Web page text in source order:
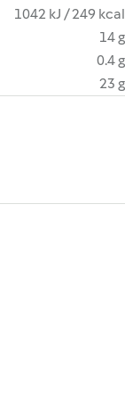
1042 kJ / 249 kcal
14 g
0.4 g
23 g